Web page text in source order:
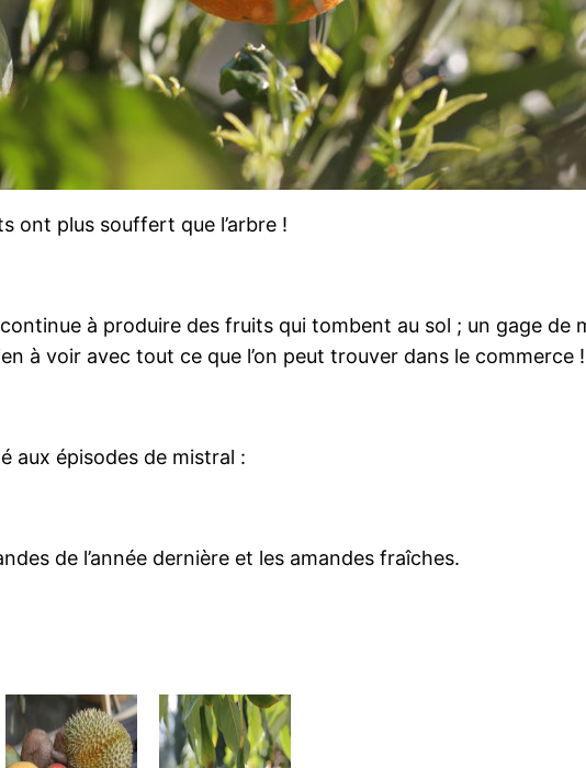
ont plus souffert que l’arbre !
à produire des fruits qui tombent au sol ; un gage
à voir avec tout ce que l’on peut trouver dans le
aux épisodes de mistral :
de l’année dernière et les amandes fraîches.